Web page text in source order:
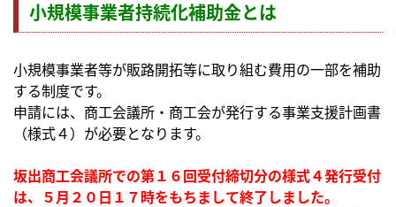
小規模事業者持続化補助金とは
小規模事業者等が販路開拓等に取り組む費用の一部を補助
する制度です。
申請には、商工会議所・商工会が発行する事業支援計画書
（様式４）が必要となります。
坂出商工会議所での第１６回受付締切分の様式４発行受付
は、５月２０日１７時をもちまして終了しました。